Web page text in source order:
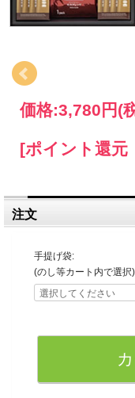
価格:3,780円 (
[ポイント還
注文
手提げ袋:
(のし等カート内で選択)